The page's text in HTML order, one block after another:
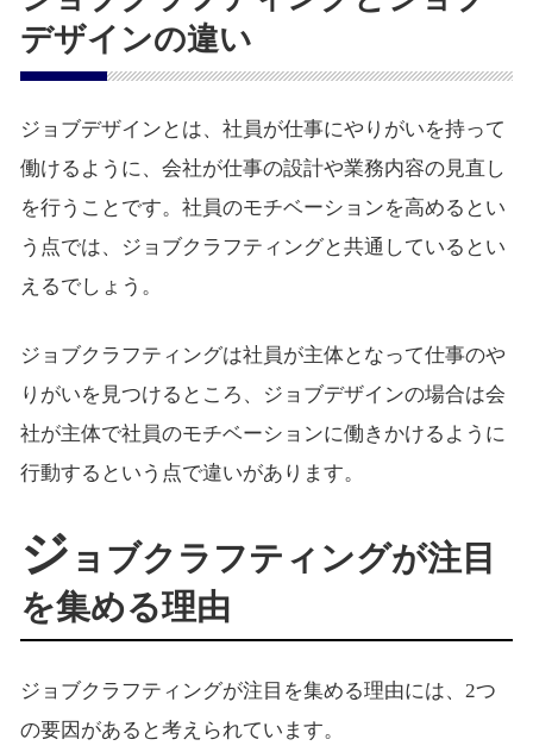
デザインの違い
ジョブデザインとは、社員が仕事にやりがいを持って
働けるように、会社が仕事の設計や業務内容の見直し
を行うことです。社員のモチベーションを高めるとい
う点では、ジョブクラフティングと共通しているとい
えるでしょう。
ジョブクラフティングは社員が主体となって仕事のや
りがいを見つけるところ、ジョブデザインの場合は会
社が主体で社員のモチベーションに働きかけるように
行動するという点で違いがあります。
ジ ョブクラフティングが注目
を集める理由
ジョブクラフティングが注目を集める理由には、2つ
の要因があると考えられています。